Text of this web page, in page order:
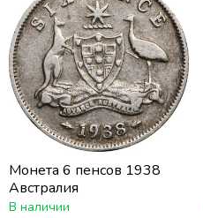
Монета 6 пенсов 1938
Австралия
В наличии